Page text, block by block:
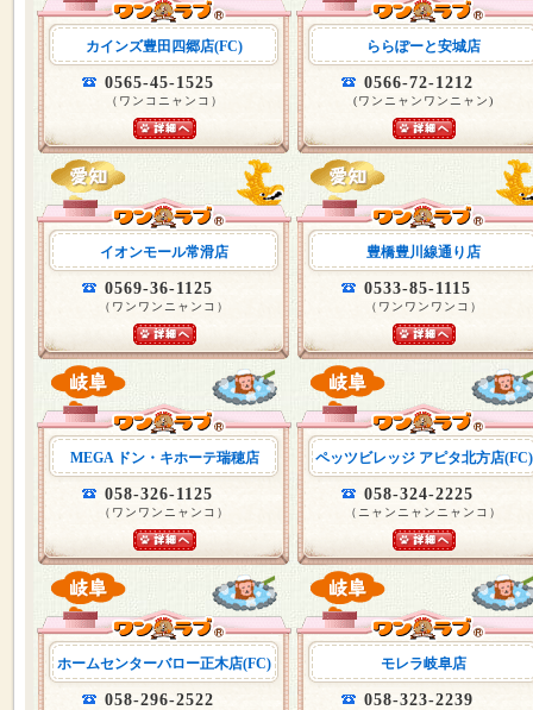
カインズ豊田四郷店(FC)
0565-45-1525
（ワンコニャンコ）
ららぽーと安城店
0566-72-1212
(ワンニャンワンニャン)
イオンモール常滑店
0569-36-1125
（ワンワンニャンコ）
豊橋豊川線通り店
0533-85-1115
（ワンワンワンコ）
MEGA ドン・キホーテ瑞穂店
058-326-1125
（ワンワンニャンコ）
ペッツビレッジ アピタ北方店(FC)
058-324-2225
（ニャンニャンニャンコ）
ホームセンターバロー正木店(FC)
058-296-2522
モレラ岐阜店
058-323-2239